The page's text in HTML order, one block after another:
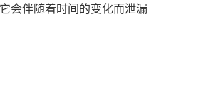
会伴随着时间的变化而泄漏